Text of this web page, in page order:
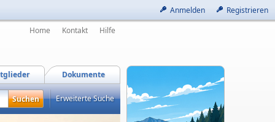
Anmelden Registrieren
Home Kontakt Hilfe
Dokumente
Erweiterte Suche